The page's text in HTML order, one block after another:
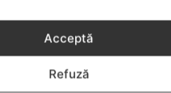
Acceptă
Refuză
oferindu-ţi un sfat din
ŞI NAŞTEREA – este un
luni de viaţă intrauterină. Vor fi
la simptomatologia